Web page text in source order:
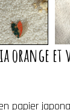
orange et
papier